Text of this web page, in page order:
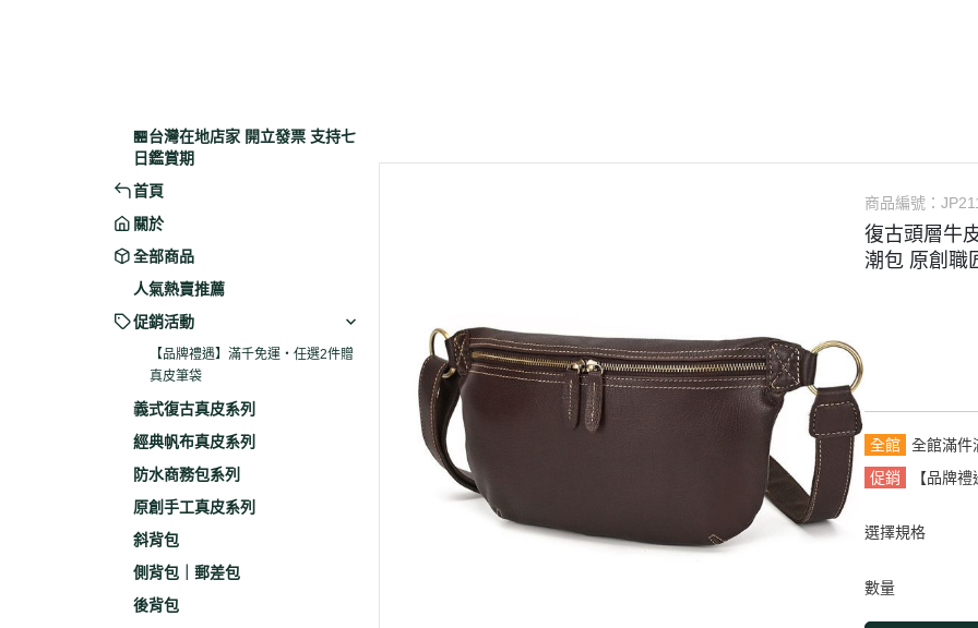
重機掛包｜騎士背包
耳機保護套
🏪台灣在地店家 開立發票 支持七
日鑑賞期
首頁
關於
全部商品
人氣熱賣推薦
促銷活動
【品牌禮遇】滿千免運・任選2件贈
真皮筆袋
義式復古真皮系列
經典帆布真皮系列
防水商務包系列
原創手工真皮系列
斜背包
側背包｜郵差包
後背包
商品編號：
復古頭層牛
潮包 原創職
全館
全館滿件
促銷
【品牌
選擇規格
數量